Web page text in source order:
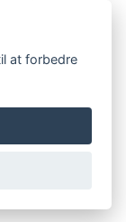
at forbedre